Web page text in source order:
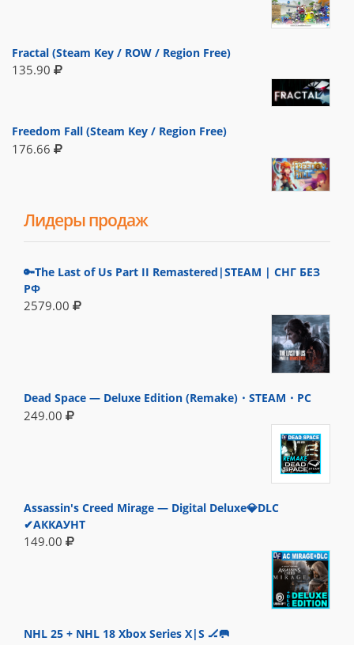
Fractal (Steam Key / ROW / Region Free)
135.90
Freedom Fall (Steam Key / Region Free)
176.66
Лидеры продаж
🔑The Last of Us Part II Remastered|STEAM | СНГ БЕЗ
РФ
2579.00
Dead Space — Deluxe Edition (Remake)・STEAM・PC
249.00
Assassin's Creed Mirage — Digital Deluxe💎DLC
✔АККАУНТ
149.00
NHL 25 + NHL 18 Xbox Series X|S 🏒🥅